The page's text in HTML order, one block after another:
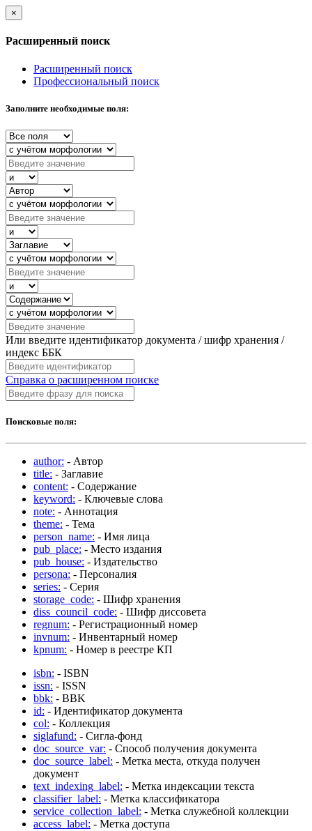
×
Расширенный поиск
Расширенный поиск
Профессиональный поиск
Заполните необходимые поля:
Или введите идентификатор документа / шифр хранения /
индекс ББК
Справка о расширенном поиске
Поисковые поля:
author: - Автор
title: - Заглавие
content: - Содержание
keyword: - Ключевые слова
note: - Аннотация
theme: - Тема
person_name: - Имя лица
pub_place: - Место издания
pub_house: - Издательство
persona: - Персоналия
series: - Серия
storage_code: - Шифр хранения
diss_council_code: - Шифр диссовета
regnum: - Регистрационный номер
invnum: - Инвентарный номер
kpnum: - Номер в реестре КП
isbn: - ISBN
issn: - ISSN
bbk: - BBK
id: - Идентификатор документа
col: - Коллекция
siglafund: - Сигла-фонд
doc_source_var: - Способ получения документа
doc_source_label: - Метка места, откуда получен
документ
text_indexing_label: - Метка индексации текста
classifier_label: - Метка классификатора
service_collection_label: - Метка служебной коллекции
access_label: - Метка доступа